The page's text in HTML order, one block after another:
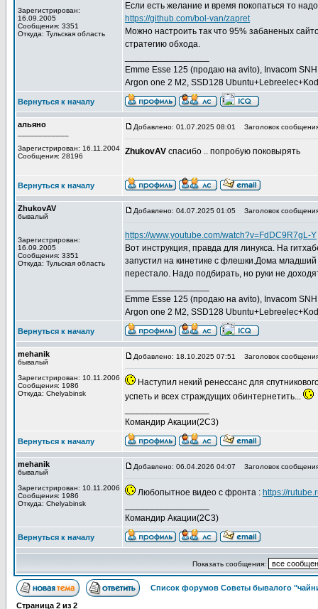
Зарегистрирован:
16.09.2005
Сообщения: 3351
Откуда: Тульская область
Если есть желание и время покопаться то
https://github.com/bol-van/zapret
Можно настроить так что 95% забаненых
стратегию обхода.
Emme Esse 125 (продаю на avito), Invacom
Argon one 2 M2, SSD128
Вернуться к началу
альяно
Зарегистрирован: 16.11.2004
Сообщения: 28196
Добавлено: 01.07.2025 08:01 Заголовок
ZhukovAV спасибо .. попробую поковырять
Вернуться к началу
ZhukovAV
бывалый
Зарегистрирован:
16.09.2005
Сообщения: 3351
Откуда: Тульская область
Добавлено: 04.07.2025 01:05 Заголовок
https://www.youtube.com/watch?v=FdDC9R7gL-Y
Вот инструкция, правда для линукса. На
запустил на кинетике с флешки.Дома младший
перестало. Надо подбирать, но руки не
Emme Esse 125 (продаю на avito), Invacom
Argon one 2 M2, SSD128
Вернуться к началу
mehanik
бывалый
Зарегистрирован: 10.11.2006
Сообщения: 1986
Откуда: Сhelyabinsk
Добавлено: 18.10.2025 07:51 Заголовок
Наступил некий ренессанс для
успеть и всех страждущих обинтернетить...
Командир Акации(2С3)
Вернуться к началу
mehanik
бывалый
Зарегистрирован: 10.11.2006
Сообщения: 1986
Откуда: Сhelyabinsk
Добавлено: 06.04.2026 04:07 Заголовок
Любопытное видео с фронта : https://
Командир Акации(2С3)
Вернуться к началу
Показать сообщения:
Список форумов Советы бывалого
Страница 2 из 2